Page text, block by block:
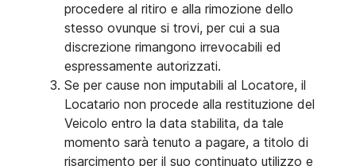
procedere al ritiro e alla rimozione dello
stesso ovunque si trovi, per cui a sua
discrezione rimangono irrevocabili ed
espressamente autorizzati.
Se per cause non imputabili al Locatore, il
Locatario non procede alla restituzione del
Veicolo entro la data stabilita, da tale
momento sarà tenuto a pagare, a titolo di
risarcimento per il suo continuato utilizzo e